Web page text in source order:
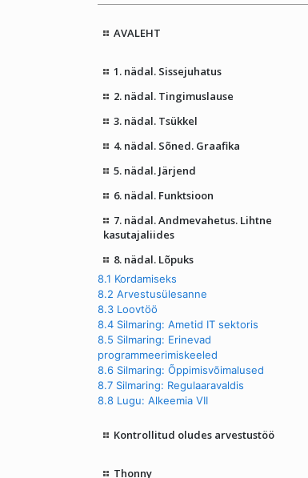
AVALEHT
1. nädal. Sissejuhatus
2. nädal. Tingimuslause
3. nädal. Tsükkel
4. nädal. Sõned. Graafika
5. nädal. Järjend
6. nädal. Funktsioon
7. nädal. Andmevahetus. Lihtne
kasutajaliides
8. nädal. Lõpuks
8.1 Kordamiseks
8.2 Arvestusülesanne
8.3 Loovtöö
8.4 Silmaring: Ametid IT sektoris
8.5 Silmaring: Erinevad
programmeerimiskeeled
8.6 Silmaring: Õppimisvõimalused
8.7 Silmaring: Regulaaravaldis
8.8 Lugu: Alkeemia VII
Kontrollitud oludes arvestustöö
Thonny